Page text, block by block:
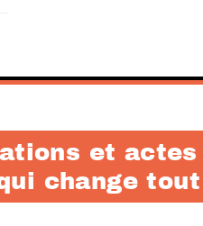
et
change tout